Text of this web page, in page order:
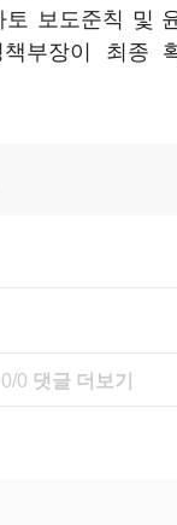
토 보도준칙 및
부장이 최종 확
0/0 댓글 더보기